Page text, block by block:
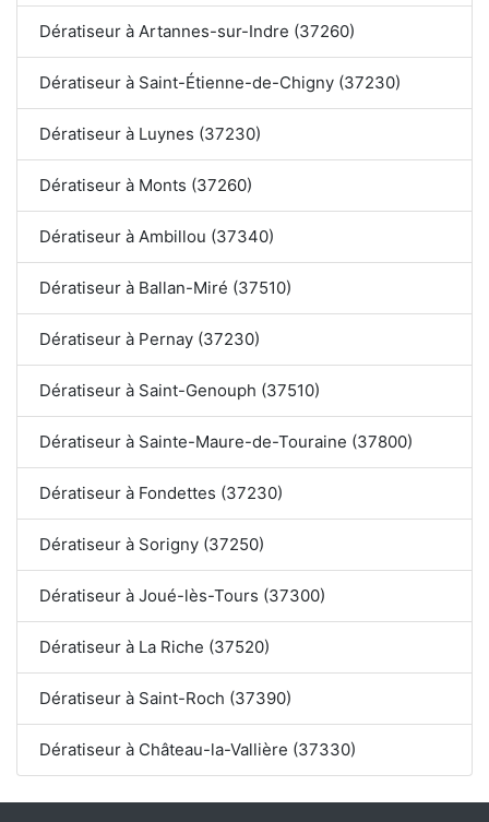
Dératiseur à Artannes-sur-Indre (37260)
Dératiseur à Saint-Étienne-de-Chigny (37230)
Dératiseur à Luynes (37230)
Dératiseur à Monts (37260)
Dératiseur à Ambillou (37340)
Dératiseur à Ballan-Miré (37510)
Dératiseur à Pernay (37230)
Dératiseur à Saint-Genouph (37510)
Dératiseur à Sainte-Maure-de-Touraine (37800)
Dératiseur à Fondettes (37230)
Dératiseur à Sorigny (37250)
Dératiseur à Joué-lès-Tours (37300)
Dératiseur à La Riche (37520)
Dératiseur à Saint-Roch (37390)
Dératiseur à Château-la-Vallière (37330)